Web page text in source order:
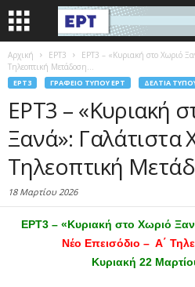
Αρχική EΡΤ3
ΕΡΤ3 – «Κυριακή στο Χωριό
Τηλεοπτική Μετάδοση...
EΡΤ3 ΓΡΑΦΕΊΟ ΤΎΠΟΥ ΕΡΤ ΔΕΛΤΊΑ
ΕΡΤ3 – «Κυριακή
Ξανά»: Γαλάτιστα
Τηλεοπτική
18 Μαρτίου 2026
ΕΡΤ3 – «Κυριακή στο Χωριό
Νέο Επεισόδιο – Α΄
Κυριακή 22